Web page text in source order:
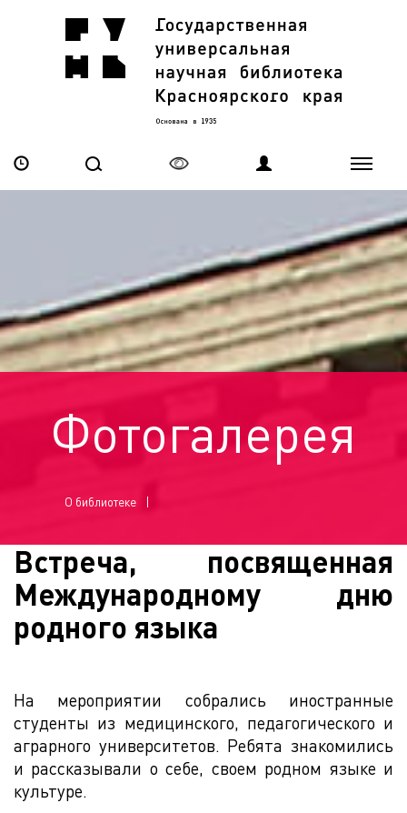
Фотогалерея
О библиотеке
Встреча, посвященная
Международному дню
родного языка
На мероприятии собрались иностранные
студенты из медицинского, педагогического и
аграрного университетов. Ребята знакомились
и рассказывали о себе, своем родном языке и
культуре.